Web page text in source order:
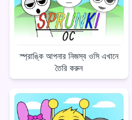
স্প্রাঙ্কি আপনার নিজস্ব ওসি এখানে
তৈরি করুন